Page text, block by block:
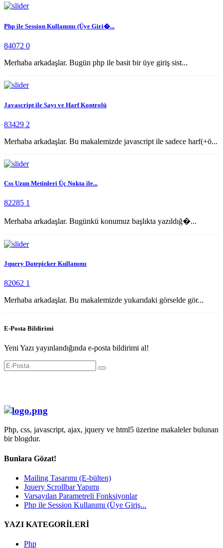
Php ile Session Kullanımı (Üye Giri�...
84072 0
Merhaba arkadaşlar. Bugün php ile basit bir üye giriş sist...
Javascript ile Sayı ve Harf Kontrolü
83429 2
Merhaba arkadaşlar. Bu makalemizde javascript ile sadece harf(+ö...
Css Uzun Metinleri Üç Nokta ile...
82285 1
Merhaba arkadaşlar. Bugünkü konumuz başlıkta yazıldığ�...
Jquery Datepicker Kullanımı
82062 1
Merhaba arkadaşlar. Bu makalemizde yukarıdaki görselde gör...
E-Posta Bildirimi
Yeni Yazı yayınlandığında e-posta bildirimi al!
Php, css, javascript, ajax, jquery ve html5 üzerine makaleler bulunan
bir blogdur.
Bunlara Gözat!
Mailing Tasarımı (E-bülten)
Jquery Scrollbar Yapımı
Varsayılan Parametreli Fonksiyonlar
Php ile Session Kullanımı (Üye Giriş...
YAZI KATEGORİLERİ
Php